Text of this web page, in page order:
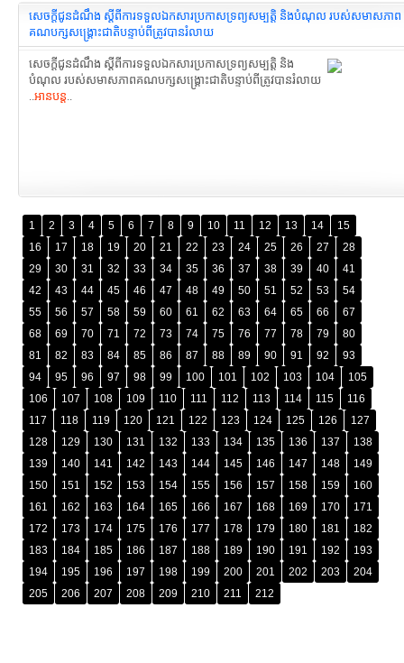
សេចក្តីជូនដំណឹង ស្ដីពីការទទួលឯកសារ​ប្រកាសទ្រព្យសម្បត្តិ និងបំណុល របស់សមាសភាព
គណបក្ស​សង្រ្គោះជាតិបន្ទាប់ពីត្រូវបានរំលាយ
សេចក្តីជូនដំណឹង ស្ដីពីការទទួលឯកសារ​ប្រកាសទ្រព្យសម្បត្តិ និង
បំណុល របស់សមាសភាពគណបក្ស​សង្រ្គោះជាតិបន្ទាប់ពីត្រូវបានរំលាយ
..អានបន្ត..
1 2 3 4 5 6 7 8 9 10 11 12 13 14
15
16
17 18 19 20 21 22 23 24 25 26 27
28
29
30 31 32 33 34 35 36 37 38 39 40
41
42
43 44 45 46 47 48 49 50 51 52 53
54
55
56 57 58 59 60 61 62 63 64 65 66
67
68
69 70 71 72 73 74 75 76 77 78 79
80
81
82 83 84 85 86 87 88 89 90 91 92
93
94
95 96 97 98 99 100 101 102 103 104
105
106
107 108 109 110 111 112 113 114 115
116
117
118 119 120 121 122 123 124 125 126
127
128
129 130 131 132 133 134 135 136 137
138
139
140 141 142 143 144 145 146 147 148
149
150
151 152 153 154 155 156 157 158 159
160
161
162 163 164 165 166 167 168 169 170
171
172
173 174 175 176 177 178 179 180 181
182
183
184 185 186 187 188 189 190 191 192
193
194
195 196 197 198 199 200 201 202 203
204
205
206 207 208 209 210 211 212